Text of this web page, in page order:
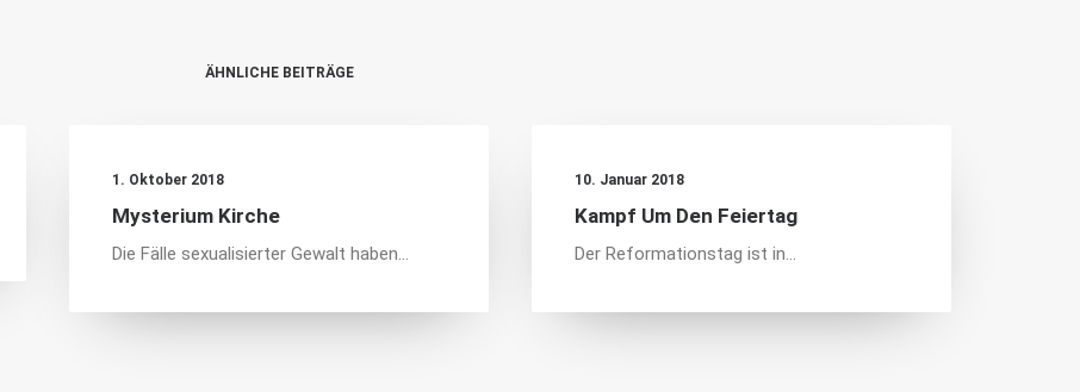
ÄHNLICHE BEITRÄGE
1. Oktober 2018
Mysterium Kirche
Die Fälle sexualisierter Gewalt haben…
10. Januar 2018
Kampf Um Den Feiertag
Der Reformationstag ist in…